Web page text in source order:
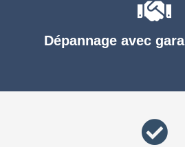
Dépannage avec